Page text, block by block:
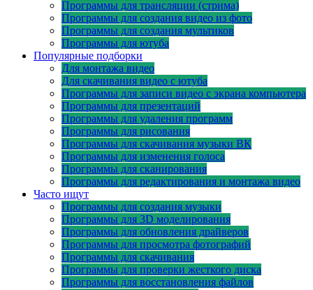
Программы для трансляции (стрима)
Программы для создания видео из фото
Программы для создания мультиков
Программы для ютуба
Популярные подборки
Для монтажа видео
Для скачивания видео с ютуба
Программы для записи видео с экрана компьютера
Программы для презентаций
Программы для удаления программ
Программы для рисования
Программы для скачивания музыки ВК
Программы для изменения голоса
Программы для сканирования
Программы для редактирования и монтажа видео
Часто ищут
Программы для создания музыки
Программы для 3D моделирования
Программы для обновления драйверов
Программы для просмотра фотографий
Программы для скачивания
Программы для проверки жесткого диска
Программы для восстановления файлов